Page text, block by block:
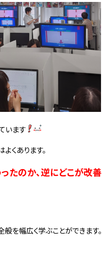
います
くあります。
たのか、逆にどこが改善
を幅広く学ぶことができます。